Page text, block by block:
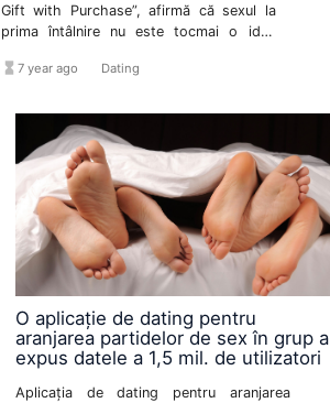
Gift with Purchase”, afirmă că sexul la
prima întâlnire nu este tocmai o idee
susţin „teoria”.
hourglass_full 7 year ago Dating
O aplicație de dating pentru
aranjarea partidelor de sex în grup a
expus datele a 1,5 mil. de utilizatori
Aplicația de dating pentru aranjarea